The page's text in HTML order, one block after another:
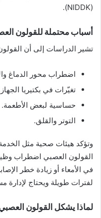
(NIDDK).
أسباب محتملة للقولون
تشير الدراسات إلى أن
اضطراب محور الدماغ
تغيّرات في بكتيريا
حساسية لبعض الأطعمة.
التوتر والقلق.
القولون العصبي اضطراب
في الأمعاء أو زيادة خطر
لفترات طويلة ويحتاج لإدارة
لماذا يشكل القولون